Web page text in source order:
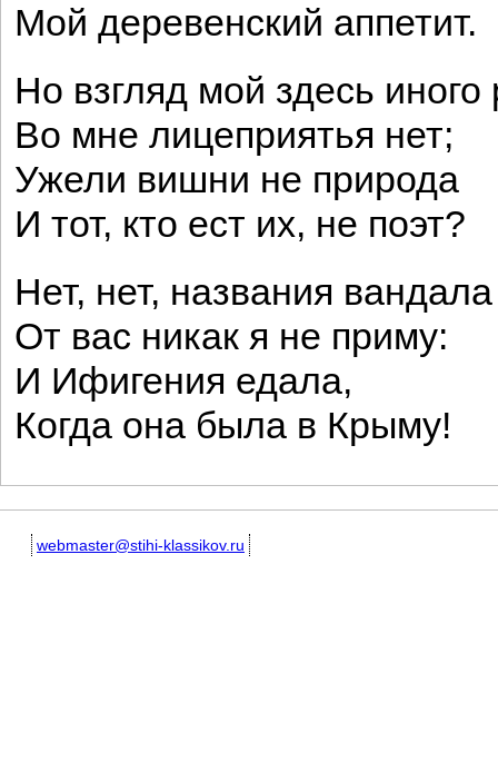
Мой деревенский аппетит.
Но взгляд мой здесь иного
Во мне лицеприятья нет;
Ужели вишни не природа
И тот, кто ест их, не поэт?
Нет, нет, названия вандала
От вас никак я не приму:
И Ифигения едала,
Когда она была в Крыму!
webmaster@stihi-klassikov.ru